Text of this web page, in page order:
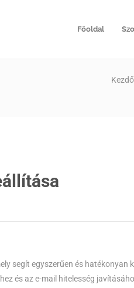
Főoldal
segít egyszerűen és hatékonyan
és az e-mail hitelesség